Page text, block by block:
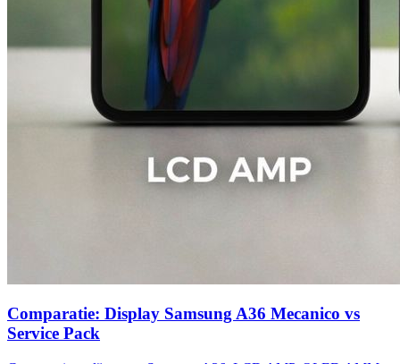
Comparatie: Display Samsung A36 Mecanico vs
Service Pack